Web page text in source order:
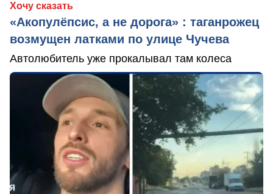
Хочу сказать
«Акопулёпсис, а не дорога» : таганрожец
возмущен латками по улице Чучева
Автолюбитель уже прокалывал там колеса